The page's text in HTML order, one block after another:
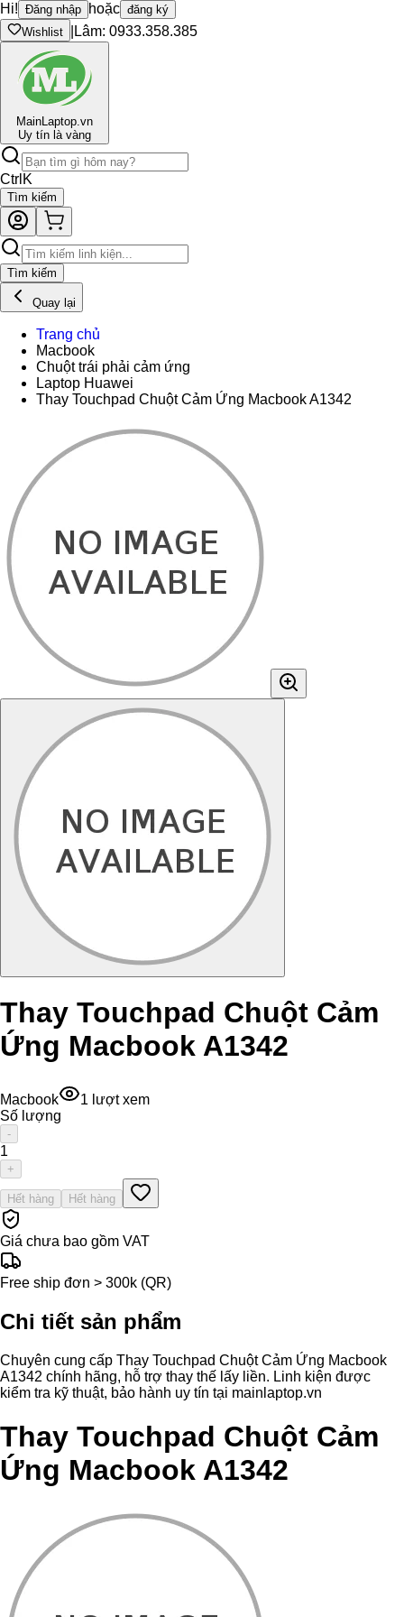
Hi! Đăng nhập hoặc đăng ký
Wishlist
Lâm: 0933.358.385
MainLaptop.vn
Uy tín là vàng
Ctrl K
Tìm kiếm
Tìm kiếm
Quay lại
Trang chủ
Macbook
Chuột trái phải cảm ứng
Laptop Huawei
Thay Touchpad Chuột Cảm Ứng Macbook A1342
Thay Touchpad Chuột Cảm
Ứng Macbook A1342
Macbook 1 lượt xem
Số lượng
-
1
+
Hết hàng Hết hàng
Giá chưa bao gồm VAT
Free ship đơn > 300k (QR)
Chi tiết sản phẩm
Chuyên cung cấp Thay Touchpad Chuột Cảm Ứng Macbook
A1342 chính hãng, hỗ trợ thay thế lấy liền. Linh kiện được
kiểm tra kỹ thuật, bảo hành uy tín tại mainlaptop.vn
Thay Touchpad Chuột Cảm
Ứng Macbook A1342